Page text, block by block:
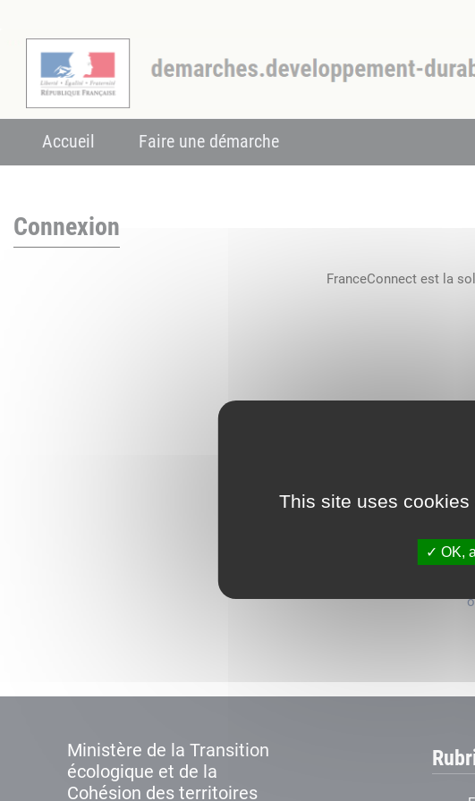
This site uses
OK,
Accueil Faire une démarche
Connexion
FranceConnect est la
Ministère de la Transition
écologique et de la
Cohésion des territoires